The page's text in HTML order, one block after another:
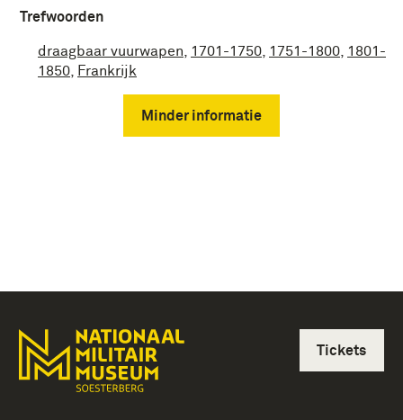
Trefwoorden
draagbaar vuurwapen 1701-1750 1751-1800
1801-
1850
Frankrijk
Minder informatie
Tickets